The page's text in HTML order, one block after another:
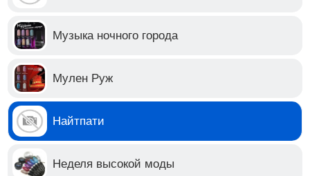
Музыка ночного города
Мулен Руж
Найтпати
Неделя высокой моды